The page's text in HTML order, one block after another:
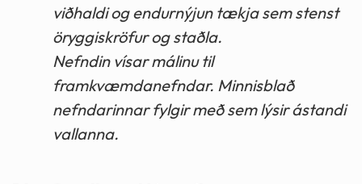
viðhaldi og endurnýjun tækja sem stenst
öryggiskröfur og staðla.
Nefndin vísar málinu til
framkvæmdanefndar. Minnisblað
nefndarinnar fylgir með sem lýsir ástandi
vallanna.